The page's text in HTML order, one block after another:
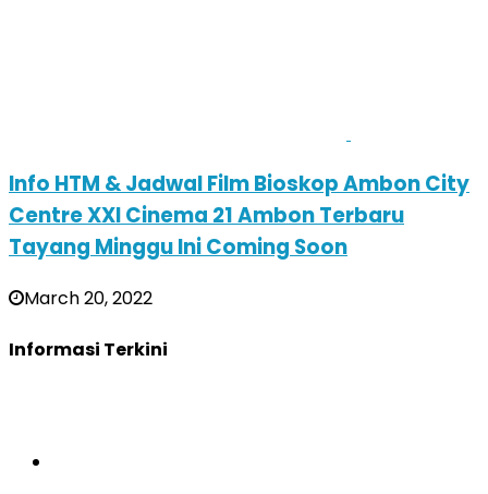
Info HTM & Jadwal Film Bioskop Ambon City
Centre XXI Cinema 21 Ambon Terbaru
Tayang Minggu Ini Coming Soon
March 20, 2022
Informasi Terkini